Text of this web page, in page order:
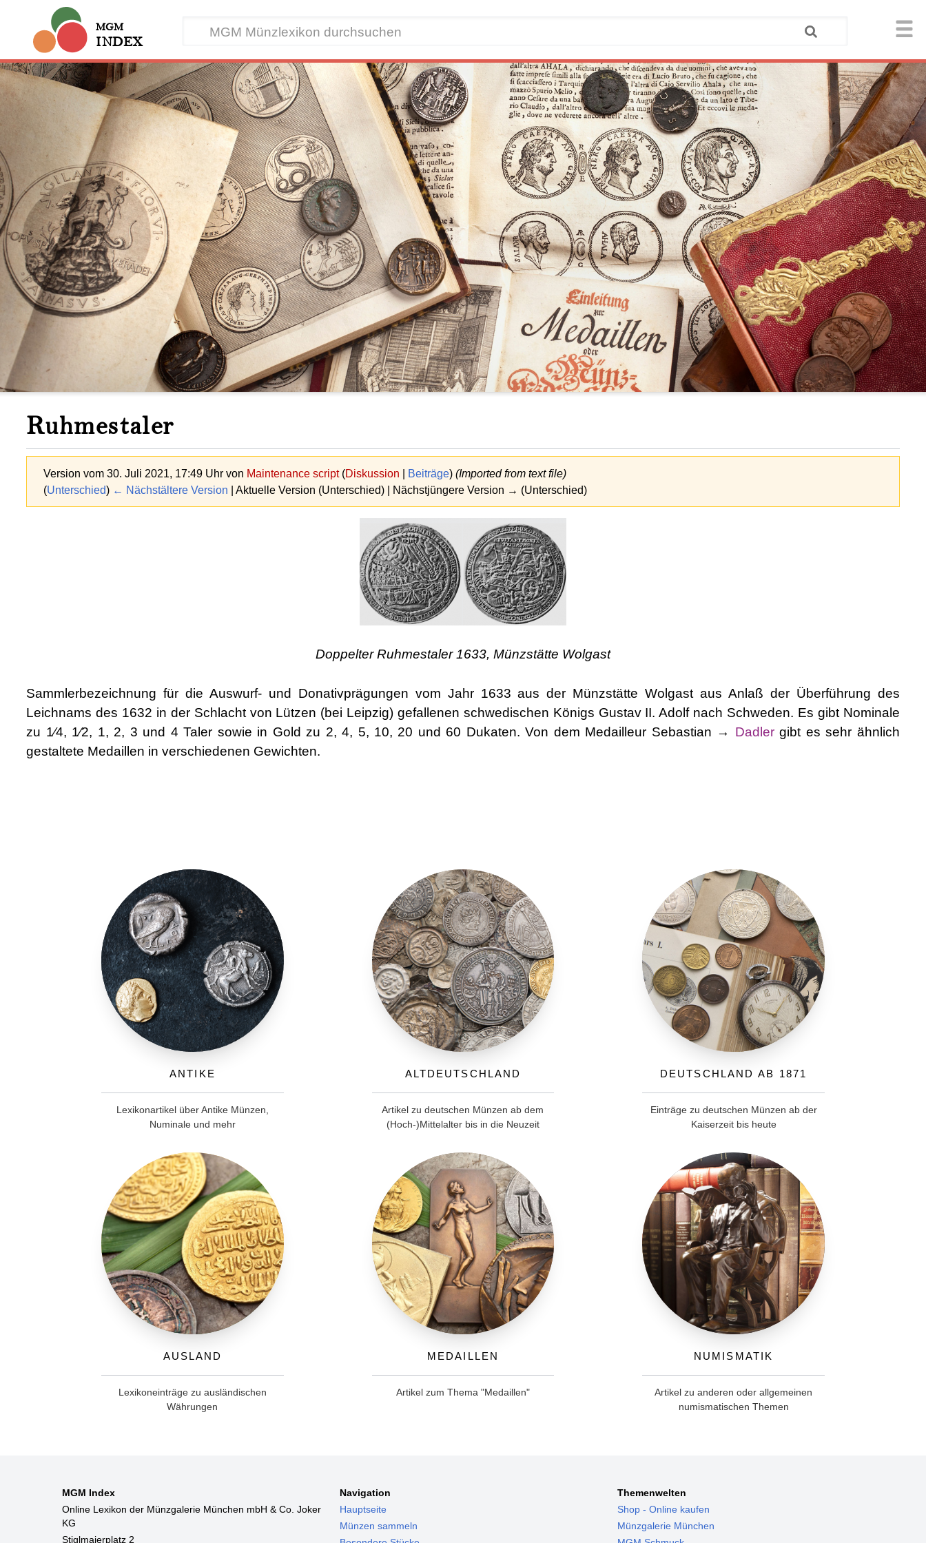
MGM
INDEX
Ruhmestaler
Version vom 30. Juli 2021, 17:49 Uhr von Maintenance script (Diskussion | Beiträge) (Imported from text file)
(Unterschied) ← Nächstältere Version | Aktuelle Version (Unterschied) | Nächstjüngere Version → (Unterschied)
Doppelter Ruhmestaler 1633, Münzstätte Wolgast
Sammlerbezeichnung für die Auswurf- und Donativprägungen vom Jahr 1633 aus der Münzstätte Wolgast aus Anlaß der Überführung des
Leichnams des 1632 in der Schlacht von Lützen (bei Leipzig) gefallenen schwedischen Königs Gustav II. Adolf nach Schweden. Es gibt Nominale
zu 1⁄4, 1⁄2, 1, 2, 3 und 4 Taler sowie in Gold zu 2, 4, 5, 10, 20 und 60 Dukaten. Von dem Medailleur Sebastian → Dadlergibt es sehr ähnlich
gestaltete Medaillen in verschiedenen Gewichten.
Antike
Lexikonartikel über Antike Münzen,
Numinale und mehr
Altdeutschland
Artikel zu deutschen Münzen ab dem
(Hoch-)Mittelalter bis in die Neuzeit
Deutschland ab 1871
Einträge zu deutschen Münzen ab der
Kaiserzeit bis heute
Ausland
Lexikoneinträge zu ausländischen
Währungen
Medaillen
Artikel zum Thema "Medaillen"
Numismatik
Artikel zu anderen oder allgemeinen
numismatischen Themen
MGM Index
Online Lexikon der Münzgalerie München mbH & Co. Joker
KG
Stiglmaierplatz 2
Navigation
Hauptseite
Münzen sammeln
Themenwelten
Shop - Online kaufen
Münzgalerie München